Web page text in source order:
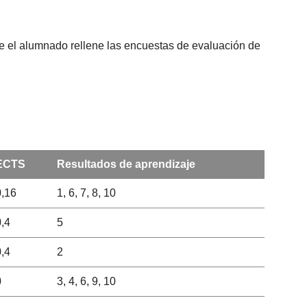
el alumnado rellene las encuestas de evaluación de
Resultados de aprendizaje
1, 6, 7, 8, 10
5
2
3, 4, 6, 9, 10